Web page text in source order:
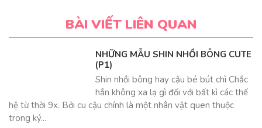
các bạn kìa.
Khi bạn được những người mình thương yêu tặng một em gấu
bông cậu bé bút chì tinh nghịch rất ý nghĩa nó như là món quà
kỉ niệm giữa bạn và người đó. Chính emgấu bông tên
Shinosukesẽ là vật lưu giữ những kỉ niệm đó mỗi khi bạn nhớ
tới.
BÀI VIẾT LIÊN QUAN
NHỮNG MẪU SHIN NHỒI BÔNG CUTE
(P1)
Shin nhồi bông hay cậu bé bút chì Chắc
hẳn không xa lạ gì đối với bất kì các thế
hệ từ thời 9x. Bởi cu cậu chính là một nhân vật quen thuộc
trong ký...